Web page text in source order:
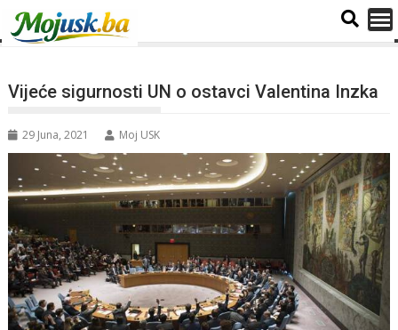
Vijeće sigurnosti UN o ostavci Valentina Inzka
29 Juna, 2021 Moj USK